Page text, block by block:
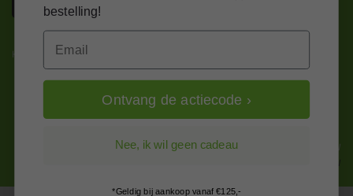
Kitcentrum is trots op:
Alle prijzen zijn in EURO en excl. 21% BTW
wijzig naar incl. BTW
bestelling!
Email
Ontvang de actiecode ›
Nee, ik wil geen cadeau
*Geldig bij aankoop vanaf €125,-